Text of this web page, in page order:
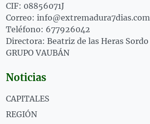
CIF: 08856071J
Correo: info@extremadura7dias.com
Teléfono: 677926042
Directora: Beatriz de las Heras Sordo
GRUPO VAUBÁN
Noticias
CAPITALES
REGIÓN